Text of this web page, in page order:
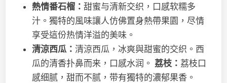
熱情番石榴：甜蜜与清新交织，口感软糯多
汁。獨特的風味讓人仿佛置身熱帶果園，尽情
享受這份热情洋溢的美味。
清涼西瓜：清涼西瓜，冰爽與甜蜜的交织。西
瓜的清香扑鼻而来，口感水润。 荔枝： 荔枝口
感细腻，甜而不腻，带有獨特的濃郁果香。